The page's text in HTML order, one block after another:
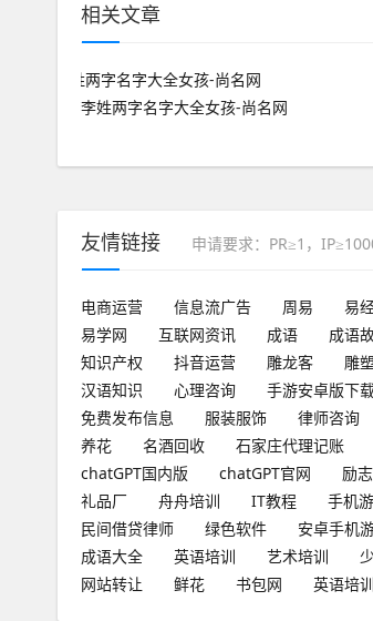
相关文章
李姓两字名字大全女孩-尚名网
友情链接 申请要求：PR≥1，
电商运营 信息流广告 周易 易
易学网
互联网资讯 成语 成语
知识产权
抖音运营 雕龙客 雕塑
汉语知识
心理咨询 手游安卓版下
免费发布信息
服装服饰 律师咨询
养花
名酒回收 石家庄代理记账
chatGPT国内版
chatGPT官网 励
礼品厂
舟舟培训 IT教程 手机
民间借贷律师
绿色软件 安卓手机
成语大全
英语培训 艺术培训
网站转让
鲜花 书包网 英语培